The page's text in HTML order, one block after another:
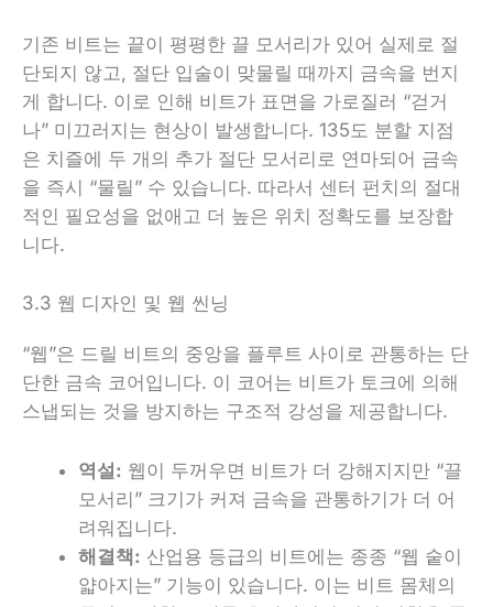
기존 비트는 끝이 평평한 끌 모서리가 있어 실제로 절
단되지 않고, 절단 입술이 맞물릴 때까지 금속을 번지
게 합니다. 이로 인해 비트가 표면을 가로질러 “걷거
나” 미끄러지는 현상이 발생합니다. 135도 분할 지점
은 치즐에 두 개의 추가 절단 모서리로 연마되어 금속
을 즉시 “물릴” 수 있습니다. 따라서 센터 펀치의 절대
적인 필요성을 없애고 더 높은 위치 정확도를 보장합
니다.
3.3 웹 디자인 및 웹 씬닝
“웹”은 드릴 비트의 중앙을 플루트 사이로 관통하는 단
단한 금속 코어입니다. 이 코어는 비트가 토크에 의해
스냅되는 것을 방지하는 구조적 강성을 제공합니다.
역설: 웹이 두꺼우면 비트가 더 강해지지만 “끌
모서리” 크기가 커져 금속을 관통하기가 더 어
려워집니다.
해결책: 산업용 등급의 비트에는 종종 “웹 숱이
얇아지는” 기능이 있습니다. 이는 비트 몸체의